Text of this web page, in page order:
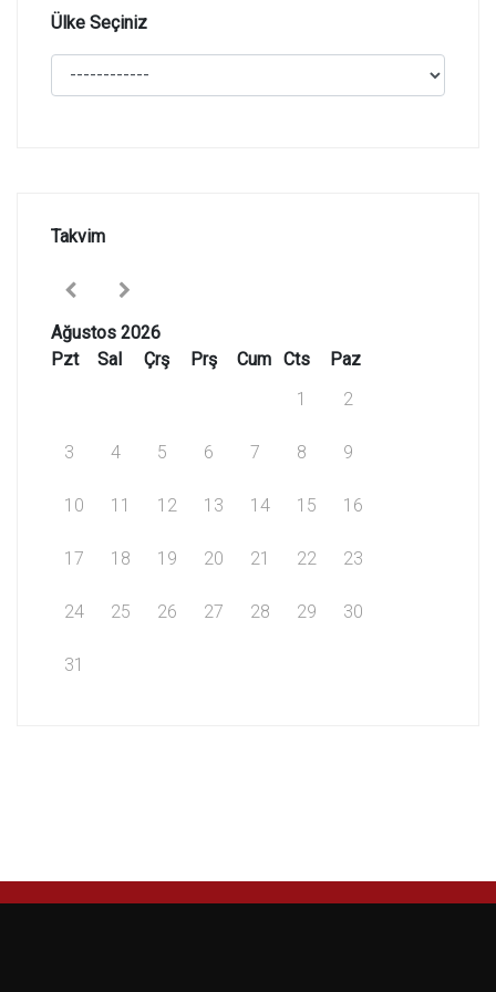
Ülke Seçiniz
Takvim
Ağustos 2026
Pzt
Sal Çrş Prş Cum Cts
Paz
1
2
3 4 5 6 7 8 9
10 11 12 13 14 15 16
17 18 19 20 21 22 23
24 25 26 27 28 29 30
31